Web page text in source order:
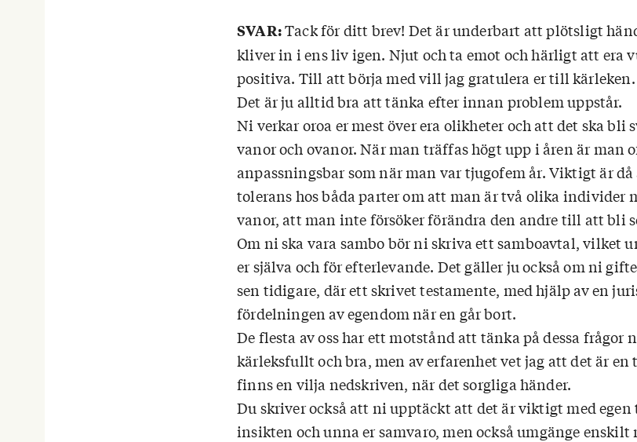
SVAR:Tack för ditt brev! Det är underbart att plötsligt
kliver in i ens liv igen. Njut och ta emot och härligt att era
positiva. Till att börja med vill jag gratulera er till kärleken.
Det är ju alltid bra att tänka efter innan problem uppstår.
Ni verkar oroa er mest över era olikheter och att det ska bli
vanor och ovanor. När man träffas högt upp i åren är man
anpassningsbar som när man var tjugofem år. Viktigt är
tolerans hos båda parter om att man är två olika individer
vanor, att man inte försöker förändra den andre till att bli
Om ni ska vara sambo bör ni skriva ett samboavtal, vilket
er själva och för efterlevande. Det gäller ju också om ni
sen tidigare, där ett skrivet testamente, med hjälp av en
fördelningen av egendom när en går bort.
De flesta av oss har ett motstånd att tänka på dessa frågor
kärleksfullt och bra, men av erfarenhet vet jag att det är en
finns en vilja nedskriven, när det sorgliga händer.
Du skriver också att ni upptäckt att det är viktigt med egen
insikten och unna er samvaro, men också umgänge enskilt